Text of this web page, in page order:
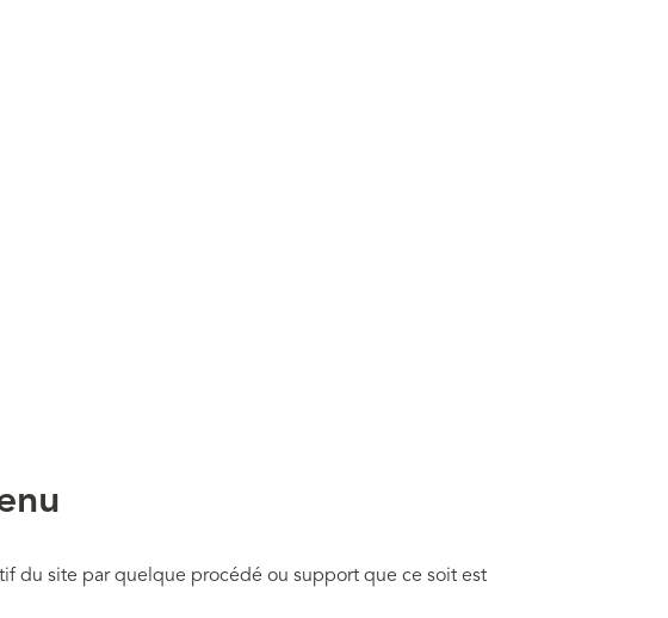
du site par quelque procédé ou support que ce soit est